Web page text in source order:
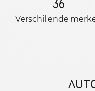
36
Verschillende